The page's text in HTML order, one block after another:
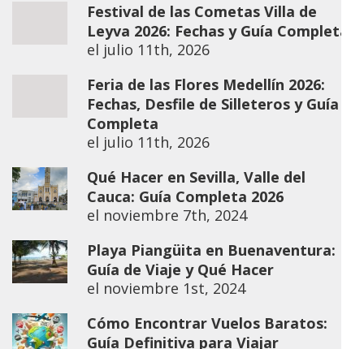
Festival de las Cometas Villa de
Leyva 2026: Fechas y Guía Completa
el julio 11th, 2026
Feria de las Flores Medellín 2026:
Fechas, Desfile de Silleteros y Guía
Completa
el julio 11th, 2026
Qué Hacer en Sevilla, Valle del
Cauca: Guía Completa 2026
el noviembre 7th, 2024
Playa Piangüita en Buenaventura:
Guía de Viaje y Qué Hacer
el noviembre 1st, 2024
Cómo Encontrar Vuelos Baratos:
Guía Definitiva para Viajar